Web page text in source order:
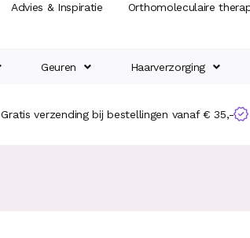
Advies & Inspiratie Orthomoleculaire
Geuren Haarverzorging
Gratis verzending bij bestellingen vanaf € 35,-